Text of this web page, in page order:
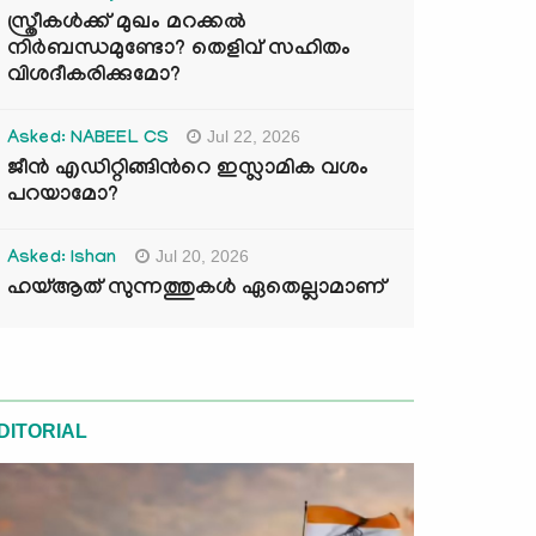
സ്ത്രീകൾക്ക് മുഖം മറക്കൽ
നിർബന്ധമുണ്ടോ? തെളിവ് സഹിതം
വിശദീകരിക്കുമോ?
Asked: NABEEL CS Jul 22, 2026
ജീൻ എഡിറ്റിങ്ങിന്‍റെ ഇസ്ലാമിക വശം
പറയാമോ?
Asked: Ishan Jul 20, 2026
ഹയ്ആത് സുന്നത്തുകൾ ഏതെല്ലാമാണ്